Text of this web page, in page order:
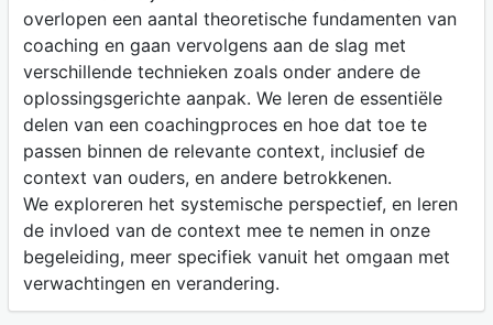
overlopen een aantal theoretische fundamenten van
coaching en gaan vervolgens aan de slag met
verschillende technieken zoals onder andere de
oplossingsgerichte aanpak. We leren de essentiële
delen van een coachingproces en hoe dat toe te
passen binnen de relevante context, inclusief de
context van ouders, en andere betrokkenen.
We exploreren het systemische perspectief, en leren
de invloed van de context mee te nemen in onze
begeleiding, meer specifiek vanuit het omgaan met
verwachtingen en verandering.